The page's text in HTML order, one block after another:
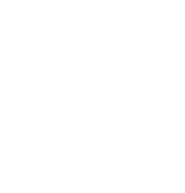
https://